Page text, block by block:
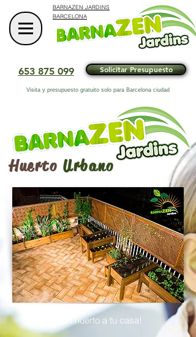
BARNAZEN JARDINS
BARCELONA
653 875 099 Solicitar Presupuesto
Visita y presupuesto gratuito solo para Barcelona ciudad
Huerto Urbano
Llevamos el huerto a tu casa!